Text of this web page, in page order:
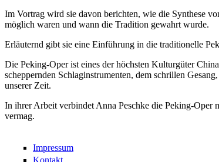
Im Vortrag wird sie davon berichten, wie die Synthese
möglich waren und wann die Tradition gewahrt wurde.
Erläuternd gibt sie eine Einführung in die traditionelle
Die Peking-Oper ist eines der höchsten Kulturgüter
scheppernden Schlaginstrumenten, dem schrillen
unserer Zeit.
In ihrer Arbeit verbindet Anna Peschke die Peking-Oper
vermag.
Impressum
Kontakt